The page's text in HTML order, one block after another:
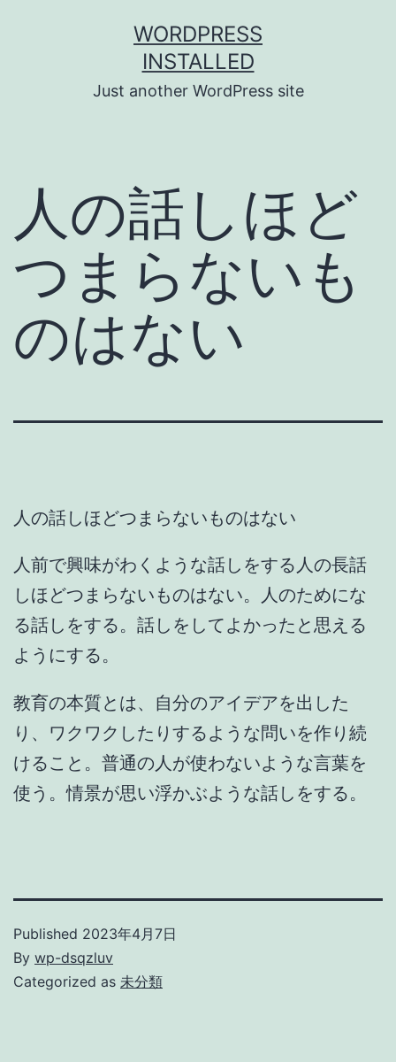
WORDPRESS
INSTALLED
Just another WordPress site
人の話しほど
つまらないも
のはない
人の話しほどつまらないものはない
人前で興味がわくような話しをする人の長話
しほどつまらないものはない。人のためにな
る話しをする。話しをしてよかったと思える
ようにする。
教育の本質とは、自分のアイデアを出した
り、ワクワクしたりするような問いを作り続
けること。普通の人が使わないような言葉を
使う。情景が思い浮かぶような話しをする。
Published 2023年4月7日
By wp-dsqzluv
Categorized as 未分類